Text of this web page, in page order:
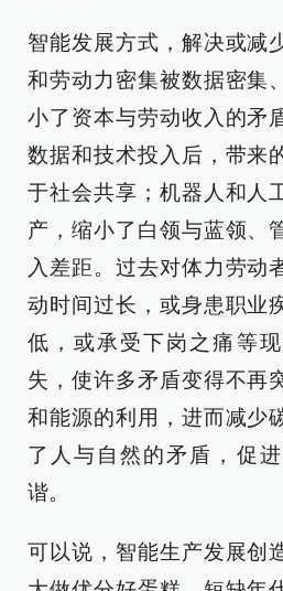
智能发展方式，解决或减
和劳动力密集被数据密集
小了资本与劳动收入的矛
数据和技术投入后，带来
于社会共享；机器人和人
产，缩小了白领与蓝领、
入差距。过去对体力劳动
动时间过长，或身患职业
低，或承受下岗之痛等
失，使许多矛盾变得不再
和能源的利用，进而减少
了人与自然的矛盾，促
谐。
可以说，智能生产发展创